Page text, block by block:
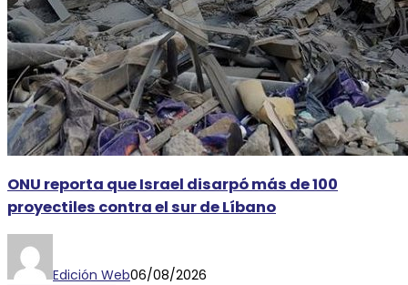
ONU reporta que Israel disarpó más de 100
proyectiles contra el sur de Líbano
Edición Web06/08/2026